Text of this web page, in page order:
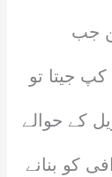
جب
کپ جیتا تو
کے حوالے
کو بنانے